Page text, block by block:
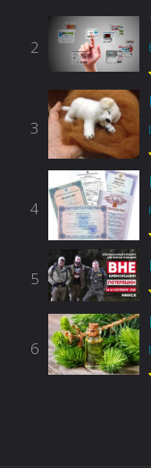
2
3
4
5
6